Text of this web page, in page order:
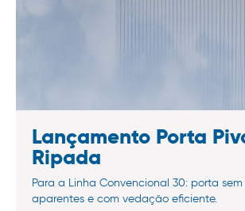
Lançamento Porta
Ripada
Para a Linha Convencional 30: porta
aparentes e com vedação eficiente.